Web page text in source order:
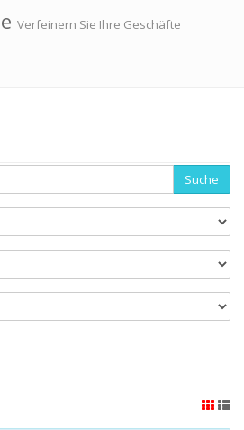
Verfeinern Sie Ihre Geschäfte
Suche